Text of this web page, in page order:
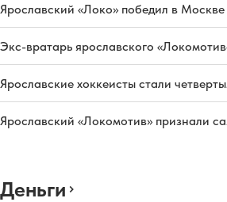
Ярославский «Локо» победил в Москве
Экс-вратарь ярославского
Ярославские хоккеисты стали
Ярославский «Локомотив» признали
Деньги